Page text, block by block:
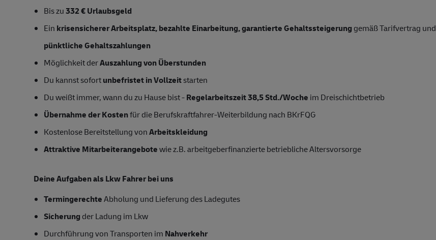
Bis zu332 € Urlaubsgeld
Ein krisensicherer Arbeitsplatz, bezahlte Einarbeitung, garantierte Gehaltssteigerung gemäß Tarifvertrag und
pünktliche Gehaltszahlungen
Möglichkeit derAuszahlung von Überstunden
Du kannst sofortunbefristet in Vollzeitstarten
Du weißt immer, wann du zu Hause bist -Regelarbeitszeit 38,5 Std./Woche im Dreischichtbetrieb
Übernahme der Kostenfür die Berufskraftfahrer-Weiterbildung nach BKrFQG
Kostenlose Bereitstellung vonArbeitskleidung
Attraktive Mitarbeiterangebotewie z.B. arbeitgeberfinanzierte betriebliche Altersvorsorge
Deine Aufgaben als Lkw Fahrer bei uns
TermingerechteAbholung und Lieferung des Ladegutes
Sicherung der Ladung im Lkw
Durchführung von Transporten im Nahverkehr